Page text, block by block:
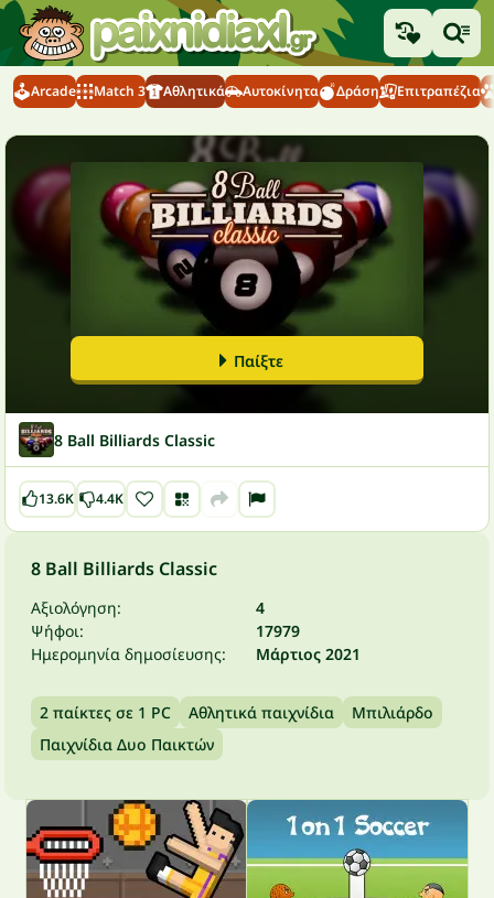
Arcade Match 3 Αθλητικά Αυτοκίνητα Δράση Επιτραπέζια
Παίξτε
8 Ball Billiards Classic
13.6K 4.4K
8 Ball Billiards Classic
Αξιολόγηση:
4
Ψήφοι:
17979
Ημερομηνία δημοσίευσης:
Μάρτιος 2021
2 παίκτες σε 1 PC Αθλητικά παιχνίδια
Μπιλιάρδο
Παιχνίδια Δυο Παικτών